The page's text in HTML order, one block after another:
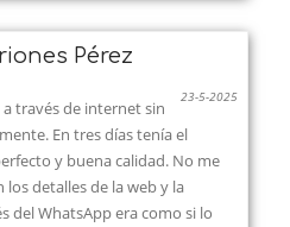
Pérez
23-5-2025
través de internet sin
En tres días tenía el
y buena calidad. No me
detalles de la web y la
del WhatsApp era como si lo